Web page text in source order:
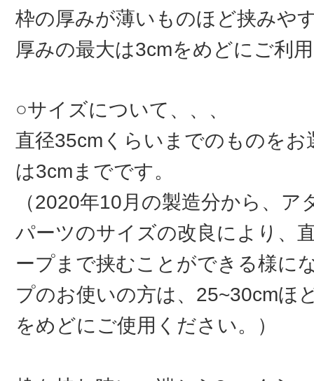
枠の厚みが薄いものほど挟みや
厚みの最大は3cmをめどにご利
○サイズについて、、、
直径35cmくらいまでのものを
は3cmまでです。
（2020年10月の製造分から、
パーツのサイズの改良により、
ープまで挟むことができる様に
プのお使いの方は、25~30cmほ
をめどにご使用ください。）